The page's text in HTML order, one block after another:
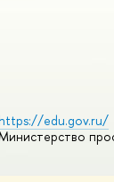
https://edu.gov.ru/